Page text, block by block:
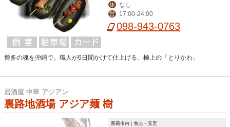
休 なし
営 17:00-24:00
098-943-0763
博多の魂を沖縄で。職人が6日間かけて仕上げる、極上の「とりかわ」
居酒屋 中華 アジアン
裏路地酒場 アジア麺 樹
那覇市内｜牧志・安里